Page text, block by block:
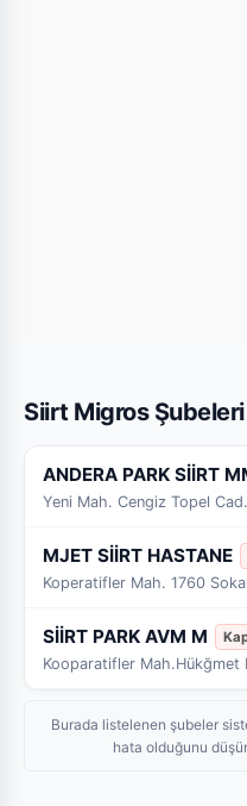
Siirt Migros Şubeleri
ANDERA PARK SİİRT
Yeni Mah. Cengiz Topel
MJET SİİRT HASTANE
Koperatifler Mah. 1760
SİİRT PARK AVM M
Kooparatifler Mah.Hükğmet
Burada listelenen şubeler
hata olduğunu